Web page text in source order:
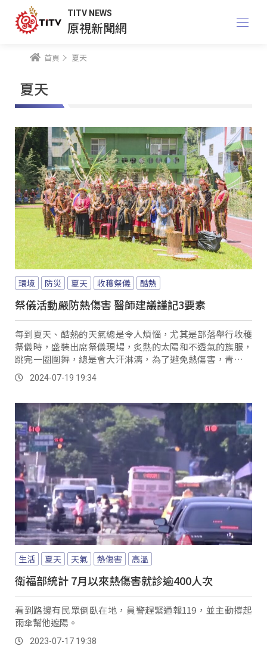
TITV NEWS
原視新聞網
首頁 夏天
夏天
環境 防災 夏天 收穫祭儀 酷熱
祭儀活動嚴防熱傷害 醫師建議謹記3要素
每到夏天、酷熱的天氣總是令人煩惱，尤其是部落舉行收穫
祭儀時，盛裝出席祭儀現場，炙熱的太陽和不透氣的族服，
跳完一圈圍舞，總是會大汗淋漓，為了避免熱傷害，青年更
是必備涼感小物，讓自己保持清爽。
2024-07-19 19:34
生活 夏天 天氣 熱傷害 高溫
衛福部統計 7月以來熱傷害就診逾400人次
看到路邊有民眾倒臥在地，員警趕緊通報119，並主動撐起
雨傘幫他遮陽。
2023-07-17 19:38